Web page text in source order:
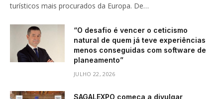
turísticos mais procurados da Europa. De…
“O desafio é vencer o ceticismo
natural de quem já teve experiências
menos conseguidas com software de
planeamento”
JULHO 22, 2026
SAGALEXPO começa a divulgar